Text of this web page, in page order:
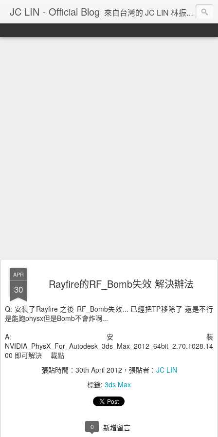
JC LIN - Official Blog 來自台灣的 JC LIN 林振宇 的部落格
APR
30 Rayfire的RF_Bomb失效 解決辦法
Q: 安裝了Rayfire 之後 RF_Bomb失效... 已經把TP移除了 還是不行
是能跑physx但是Bomb不會炸啊...
A: 安裝
NVIDIA_PhysX_For_Autodesk_3ds_Max_2012_64bit_2.70.1028.14
00 即可解決 載點
張貼時間： 30th April 2012 ，張貼者： JC LIN
標籤: 3ds Max
0 新增留言